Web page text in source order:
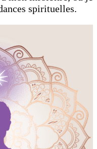
spirituelles.